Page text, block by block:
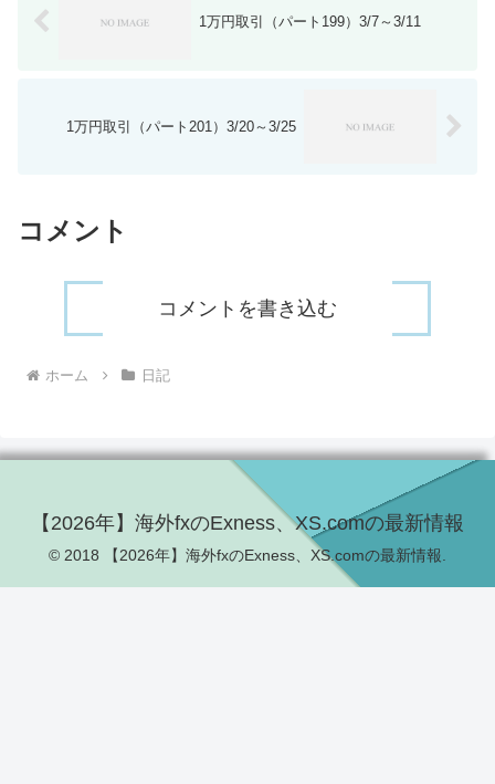
1万円取引（パート199）3/7～3/11
1万円取引（パート201）3/20～3/25
コメント
コメントを書き込む
ホーム 日記
【2026年】海外fxのExness、XS.comの最新情報
© 2018 【2026年】海外fxのExness、XS.comの最新情報.